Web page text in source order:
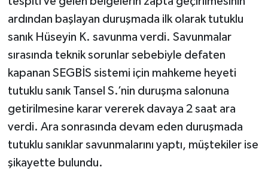
ardından başlayan duruşmada ilk olarak tutuklu
sanık Hüseyin K. savunma verdi. Savunmalar
sırasında teknik sorunlar sebebiyle defaten
kapanan SEGBİS sistemi için mahkeme heyeti
tutuklu sanık Tansel S.’nin duruşma salonuna
getirilmesine karar vererek davaya 2 saat ara
verdi. Ara sonrasında devam eden duruşmada
tutuklu sanıklar savunmalarını yaptı, müştekiler ise
şikayette bulundu.